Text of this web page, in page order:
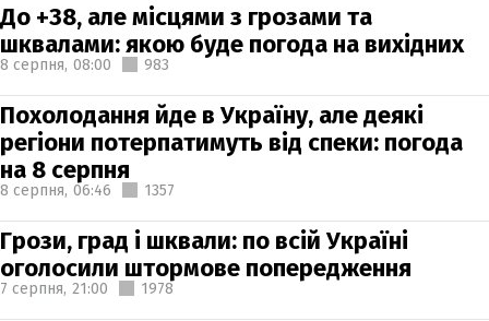
До +38, але місцями з грозами та
шквалами: якою буде погода на вихідних
8 серпня, 08:00 983
Похолодання йде в Україну, але деякі
регіони потерпатимуть від спеки: погода
на 8 серпня
8 серпня, 06:46 1357
Грози, град і шквали: по всій Україні
оголосили штормове попередження
7 серпня, 21:00 1978